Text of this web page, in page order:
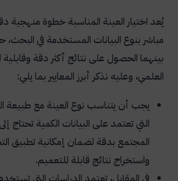
يُعد اختيار العينة المناسبة خطوة منهجية
مباشر بنوع البيانات المستخدمة في
بينهما الحصول على نتائج أكثر دقة وقابلية
العلمي، وعليه نذكر أبرز المعايير بما يلي:
يجب أن يتناسب نوع العينة مع طبيعة
التي تعتمد على البيانات الكمية تحتاج
المجتمع بدقة لضمان إمكانية تطبيق
واستخراج نتائج قابلة للتعميم.